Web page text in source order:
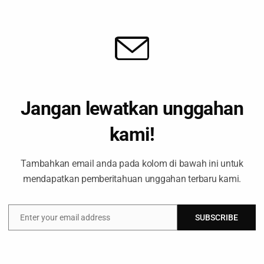
SABUK HUTAN TRETES
Siaran Pers
Melawan Hukum
Jangan lewatkan unggahan
kami!
Tambahkan email anda pada kolom di bawah ini untuk
mendapatkan pemberitahuan unggahan terbaru kami.
Email
Enter your email address SUBSCRIBE